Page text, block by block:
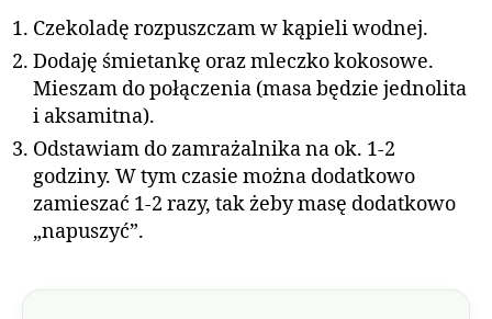
Czekoladę rozpuszczam w kąpieli wodnej.
Dodaję śmietankę oraz mleczko kokosowe.
Mieszam do połączenia (masa będzie jednolita
i aksamitna).
Odstawiam do zamrażalnika na ok. 1-2
godziny. W tym czasie można dodatkowo
zamieszać 1-2 razy, tak żeby masę dodatkowo
„napuszyć”.